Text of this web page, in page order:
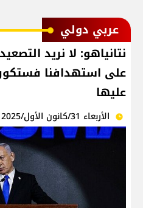
عربي دولي
نتانياهو: لا نريد
على استهدافنا
عليها
الأربعاء 31/كانون الأول/2025 - 05:59 ص